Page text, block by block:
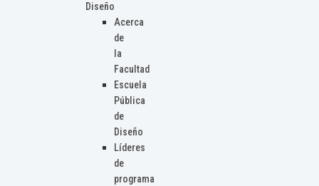
Diseño
Acerca
de
la
Facultad
Escuela
Pública
de
Diseño
Líderes
de
programa